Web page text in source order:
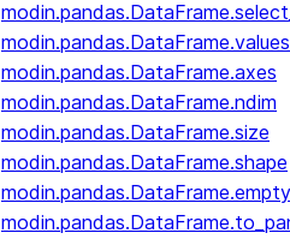
modin.pandas.DataFrame.values
modin.pandas.DataFrame.axes
modin.pandas.DataFrame.ndim
modin.pandas.DataFrame.size
modin.pandas.DataFrame.shape
modin.pandas.DataFrame.empty